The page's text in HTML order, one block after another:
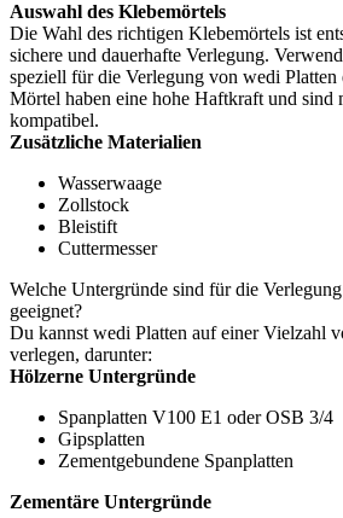
Auswahl des Klebemörtels
Die Wahl des richtigen Klebemörtels ist
sichere und dauerhafte Verlegung.
speziell für die Verlegung von wedi
Mörtel haben eine hohe Haftkraft und sind
kompatibel.
Zusätzliche Materialien
Wasserwaage
Zollstock
Bleistift
Cuttermesser
Welche Untergründe sind für die
geeignet?
Du kannst wedi Platten auf einer Vielzahl
verlegen, darunter:
Hölzerne Untergründe
Spanplatten V100 E1 oder OSB 3/4
Gipsplatten
Zementgebundene Spanplatten
Zementäre Untergründe